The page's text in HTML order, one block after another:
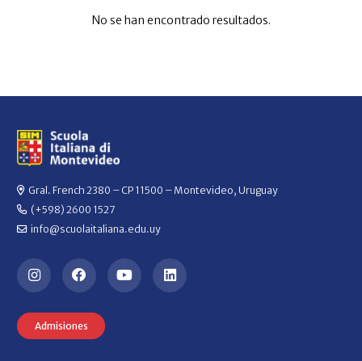
No se han encontrado resultados.
Gral. French 2380 – CP 11500 – Montevideo, Uruguay
(+598) 2600 1527
info@scuolaitaliana.edu.uy
Admisiones